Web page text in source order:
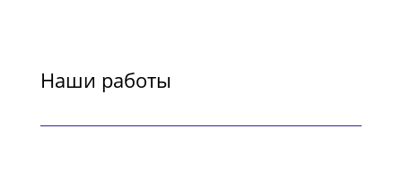
Наши работы